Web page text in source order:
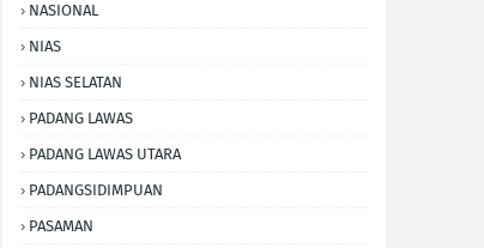
NASIONAL
NIAS
NIAS SELATAN
PADANG LAWAS
PADANG LAWAS UTARA
PADANGSIDIMPUAN
PASAMAN